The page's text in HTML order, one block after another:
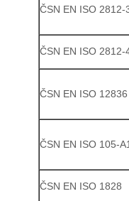
ČSN EN ISO 2812-
ČSN EN ISO 2812-
ČSN EN ISO 12836
ČSN EN ISO 105-
ČSN EN ISO 1828